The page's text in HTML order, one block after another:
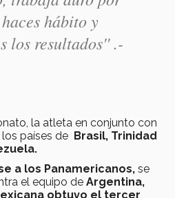
hábito y
los resultados'' .-
la atleta en conjunto con
países de Brasil, Trinidad
a los Panamericanos, se
el equipo de Argentina,
obtuvo el tercer